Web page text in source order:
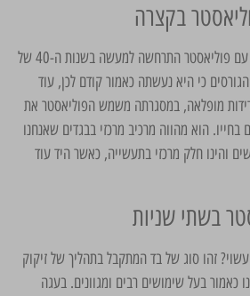
בקצרה
ההיכרות הראשונית של האדם עם פוליאסטר התרחשה למעשה בשנות ה-40 של
כי היא נעשתה כאמור קודם לכן, עוד
מופלאה, במסגרתה משמש הפוליאסטר את
הוא מהווה מרכיב מרכזי בבגדים שאנחנו
והינו חלק מרכזי בתעשייה, כאשר היד עוד
בשתי שניות
זהו סוג של בד המתקבל בתהליך של זיקוק
כאמור בעל שימושים רבים ומגוונים. בעגה